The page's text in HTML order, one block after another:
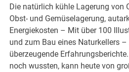
Die natürlich kühle Lagerung von
Obst- und Gemüselagerung,
Energiekosten – Mit über 100
und zum Bau eines Naturkellers
überzeugende
noch wussten, kann heute von